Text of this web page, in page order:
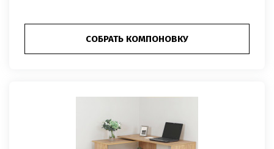
СОБРАТЬ КОМПОНОВКУ